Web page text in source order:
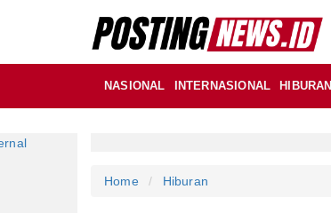
NASIONAL INTERNASIONAL HIBURAN
Home Hiburan